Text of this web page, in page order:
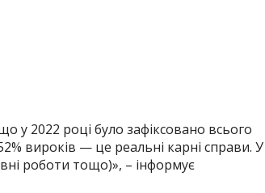
у 2022 році було зафіксовано всього
вироків — це реальні карні справи. У
роботи тощо)», – інформує